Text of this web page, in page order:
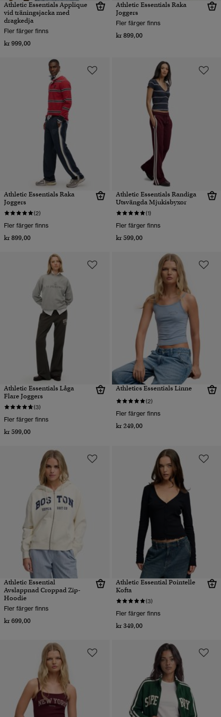
Athletic Essentials Applique
vid träningsjacka med
dragkedja
Fler färger finns
kr 999,00
Athletic Essentials Raka
Joggers
Fler färger finns
kr 899,00
Athletic Essentials Raka
Joggers
(2)
Fler färger finns
kr 899,00
Athletic Essentials Randiga
Utsvängda Mjukisbyxor
(1)
Fler färger finns
kr 599,00
Athletic Essentials Låga
Flare Joggers
(3)
Fler färger finns
kr 599,00
Athletics Essentials Linne
(2)
Fler färger finns
kr 249,00
Athletic Essential
Avslappnad Croppad Zip-
Hoodie
Fler färger finns
kr 699,00
Athletic Essential Pointelle
Kofta
(3)
Fler färger finns
kr 349,00